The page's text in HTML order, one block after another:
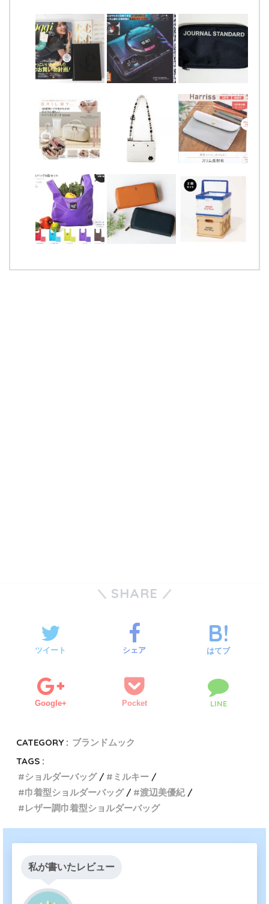
SHARE
ツイート シェア はてブ
Google+ Pocket LINE
CATEGORY : ブランドムック
TAGS :
ショルダーバッグ
ミルキー
巾着型ショルダーバッグ
渡辺美優紀
レザー調巾着型ショルダーバッグ
私が書いたレビュー